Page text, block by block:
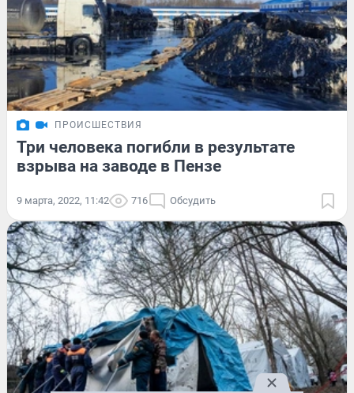
ПРОИСШЕСТВИЯ
Три человека погибли в результате
взрыва на заводе в Пензе
9 марта, 2022, 11:42 716 Обсудить